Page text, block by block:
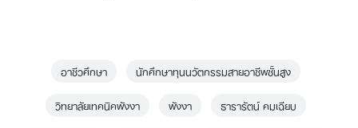
อาชีวศึกษา
นักศึกษาทุนนวัตกรรมสายอาชีพชั้นสูง
วิทยาลัยเทคนิคพังงา
พังงา
ธารารัตน์ คมเฉียบ